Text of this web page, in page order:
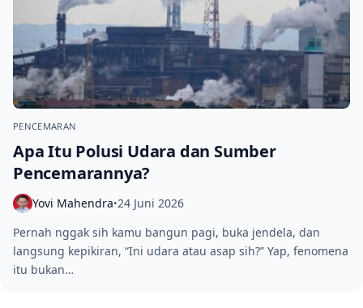
PENCEMARAN
Apa Itu Polusi Udara dan Sumber
Pencemarannya?
Yovi Mahendra•24 Juni 2026
Pernah nggak sih kamu bangun pagi, buka jendela, dan
langsung kepikiran, “Ini udara atau asap sih?” Yap, fenomena
itu bukan…